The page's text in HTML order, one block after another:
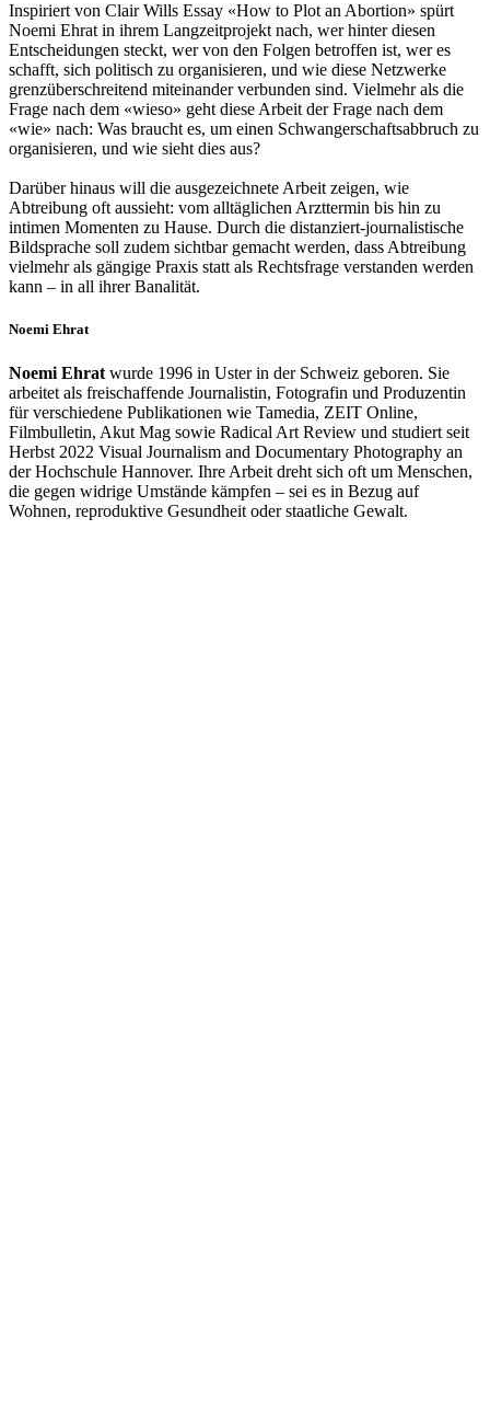
Inspiriert von Clair Wills Essay «How to Plot an Abortion» spürt
Noemi Ehrat in ihrem Langzeitprojekt nach, wer hinter diesen
Entscheidungen steckt, wer von den Folgen betroffen ist, wer es
schafft, sich politisch zu organisieren, und wie diese Netzwerke
grenzüberschreitend miteinander verbunden sind. Vielmehr als die
Frage nach dem «wieso» geht diese Arbeit der Frage nach dem
«wie» nach: Was braucht es, um einen Schwangerschaftsabbruch zu
organisieren, und wie sieht dies aus?
Darüber hinaus will die ausgezeichnete Arbeit zeigen, wie
Abtreibung oft aussieht: vom alltäglichen Arzttermin bis hin zu
intimen Momenten zu Hause. Durch die distanziert-journalistische
Bildsprache soll zudem sichtbar gemacht werden, dass Abtreibung
vielmehr als gängige Praxis statt als Rechtsfrage verstanden werden
kann – in all ihrer Banalität.
Noemi Ehrat
Noemi Ehrat wurde 1996 in Uster in der Schweiz geboren. Sie
arbeitet als freischaffende Journalistin, Fotografin und Produzentin
für verschiedene Publikationen wie Tamedia, ZEIT Online,
Filmbulletin, Akut Mag sowie Radical Art Review und studiert seit
Herbst 2022 Visual Journalism and Documentary Photography an
der Hochschule Hannover. Ihre Arbeit dreht sich oft um Menschen,
die gegen widrige Umstände kämpfen – sei es in Bezug auf
Wohnen, reproduktive Gesundheit oder staatliche Gewalt.